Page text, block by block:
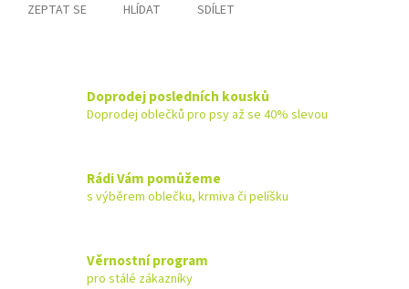
ZEPTAT SE HLÍDAT SDÍLET
Doprodej posledních kousků
Doprodej oblečků pro psy až se 40% slevou
Rádi Vám pomůžeme
s výběrem oblečku, krmiva či pelíšku
Věrnostní program
pro stálé zákazníky